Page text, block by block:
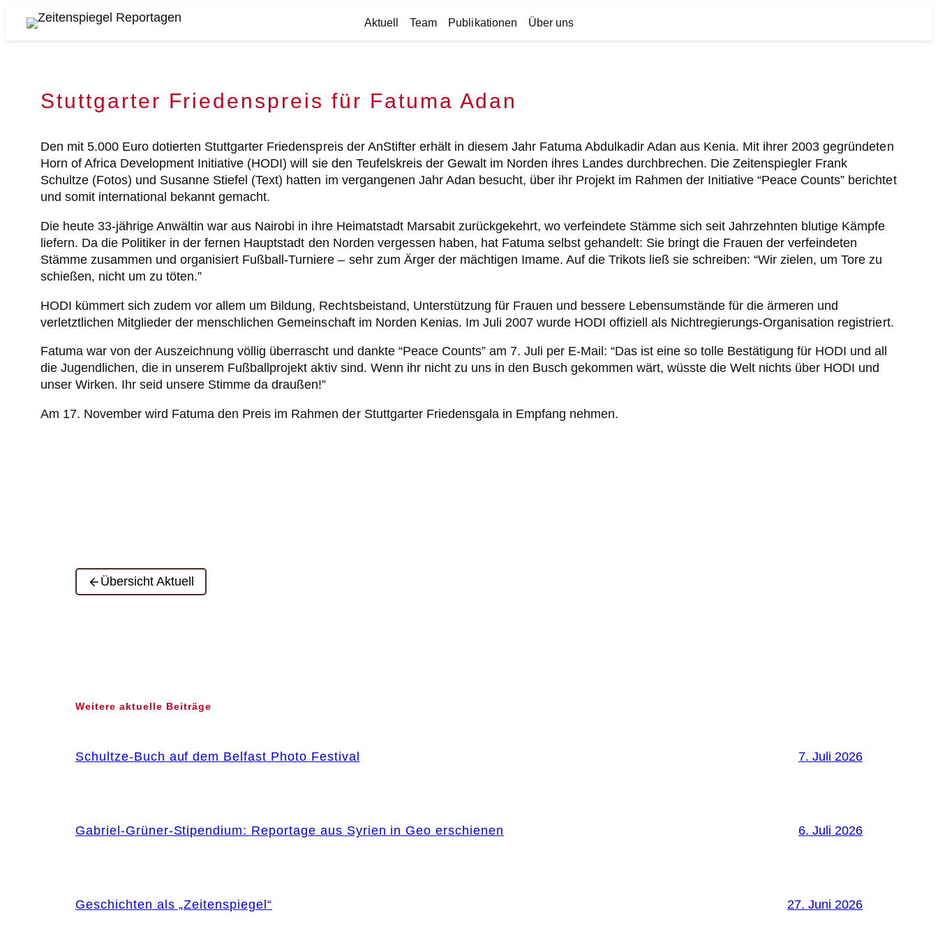
InhaltZeitenspiegel
Aktuell Team Publikationen Über uns
Stuttgarter Friedenspreis für Fatuma Adan
Den mit 5.000 Euro dotierten Stuttgarter Friedenspreis der AnStifter erhält in diesem Jahr Fatuma Abdulkadir Adan aus Kenia. Mit ihrer 2003 gegründeten
Horn of Africa Development Initiative (HODI) will sie den Teufelskreis der Gewalt im Norden ihres Landes durchbrechen. Die Zeitenspiegler Frank
Schultze (Fotos) und Susanne Stiefel (Text) hatten im vergangenen Jahr Adan besucht, über ihr Projekt im Rahmen der Initiative “Peace Counts” berichtet
und somit international bekannt gemacht.
Die heute 33-jährige Anwältin war aus Nairobi in ihre Heimatstadt Marsabit zurückgekehrt, wo verfeindete Stämme sich seit Jahrzehnten blutige Kämpfe
liefern. Da die Politiker in der fernen Hauptstadt den Norden vergessen haben, hat Fatuma selbst gehandelt: Sie bringt die Frauen der verfeindeten
Stämme zusammen und organisiert Fußball-Turniere – sehr zum Ärger der mächtigen Imame. Auf die Trikots ließ sie schreiben: “Wir zielen, um Tore zu
schießen, nicht um zu töten.”
HODI kümmert sich zudem vor allem um Bildung, Rechtsbeistand, Unterstützung für Frauen und bessere Lebensumstände für die ärmeren und
verletztlichen Mitglieder der menschlichen Gemeinschaft im Norden Kenias. Im Juli 2007 wurde HODI offiziell als Nichtregierungs-Organisation registriert.
Fatuma war von der Auszeichnung völlig überrascht und dankte “Peace Counts” am 7. Juli per E-Mail: “Das ist eine so tolle Bestätigung für HODI und all
die Jugendlichen, die in unserem Fußballprojekt aktiv sind. Wenn ihr nicht zu uns in den Busch gekommen wärt, wüsste die Welt nichts über HODI und
unser Wirken. Ihr seid unsere Stimme da draußen!”
Am 17. November wird Fatuma den Preis im Rahmen der Stuttgarter Friedensgala in Empfang nehmen.
Übersicht Aktuell
Weitere aktuelle Beiträge
Schultze-Buch auf dem Belfast Photo Festival 7. Juli 2026
Gabriel-Grüner-Stipendium: Reportage aus Syrien in Geo erschienen 6. Juli 2026
Geschichten als „Zeitenspiegel“ 27. Juni 2026